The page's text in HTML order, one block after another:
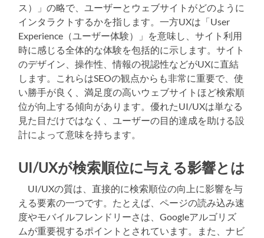
ス）」の略で、ユーザーとウェブサイトがどのように
インタラクトするかを指します。一方UXは「User
Experience（ユーザー体験）」を意味し、サイト利用
時に感じる全体的な体験を包括的に示します。サイト
のデザイン、操作性、情報の視認性などがUXに直結
します。これらはSEOの観点からも非常に重要で、使
い勝手が良く、満足度の高いウェブサイトほど検索順
位が向上する傾向があります。優れたUI/UXは単なる
見た目だけではなく、ユーザーの目的達成を助ける設
計によって意味を持ちます。
UI/UXが検索順位に与える影響とは
UI/UXの質は、直接的に検索順位の向上に影響を与
える要素の一つです。たとえば、ページの読み込み速
度やモバイルフレンドリーさは、Googleアルゴリズ
ムが重要視するポイントとされています。また、ナビ